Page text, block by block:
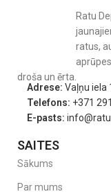
Ratu
ratus,
droša un ērta.
Adrese: Vaļņu iela
Telefons: +371
E-pasts:
SAITES
Sākums
Par mums